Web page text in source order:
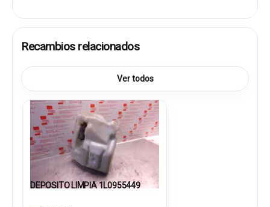
Recambios relacionados
Ver todos
DEPOSITO LIMPIA 1L0955449